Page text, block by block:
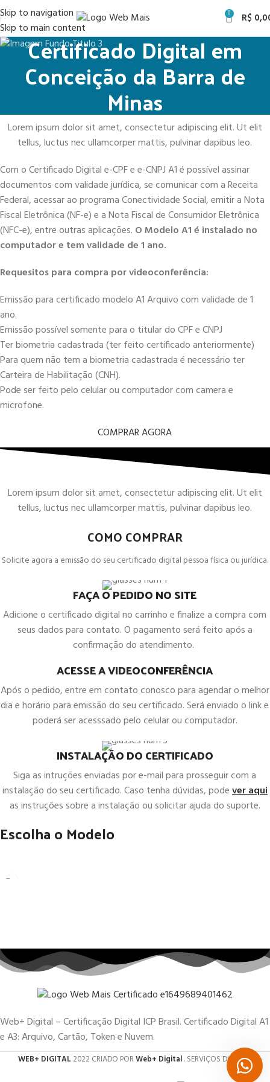
Skip to navigation
Skip to main content
0 R$
Certificado Digital em
Conceição da Barra de
Minas
Lorem ipsum dolor sit amet, consectetur adipiscing elit. Ut elit
tellus, luctus nec ullamcorper mattis, pulvinar dapibus leo.
Com o Certificado Digital e-CPF e e-CNPJ A1 é possível assinar
documentos com validade jurídica, se comunicar com a Receita
Federal, acessar ao programa Conectividade Social, emitir a Nota
Fiscal Eletrônica (NF-e) e a Nota Fiscal de Consumidor Eletrônica
(NFC-e), entre outras aplicações. O Modelo A1 é instalado no
computador e tem validade de 1 ano.
Requesitos para compra por videoconferência:
Emissão para certificado modelo A1 Arquivo com validade de 1
ano.
Emissão possível somente para o titular do CPF e CNPJ
Ter biometria cadastrada (ter feito certificado anteriormente)
Para quem não tem a biometria cadastrada é necessário ter
Carteira de Habilitação (CNH).
Pode ser feito pelo celular ou computador com camera e
microfone.
COMPRAR AGORA
Lorem ipsum dolor sit amet, consectetur adipiscing elit. Ut elit
tellus, luctus nec ullamcorper mattis, pulvinar dapibus leo.
COMO COMPRAR
Solicite agora a emissão do seu certificado digital pessoa física ou jurídica.
FAÇA O PEDIDO NO SITE
Adicione o certificado digital no carrinho e finalize a compra com
seus dados para contato. O pagamento será feito após a
confirmação do atendimento.
ACESSE A VIDEOCONFERÊNCIA
Após o pedido, entre em contato conosco para agendar o melhor
dia e horário para emissão do seu certificado. Será enviado o link e
poderá ser acesssado pelo celular ou computador.
INSTALAÇÃO DO CERTIFICADO
Siga as intruções enviadas por e-mail para prosseguir com a
instalação do seu certificado. Caso tenha dúvidas, podever aqui
as instruções sobre a instalação ou solicitar ajuda do suporte.
Escolha o Modelo
Web+ Digital – Certificação Digital ICP Brasil. Certificado Digital A1
e A3: Arquivo, Cartão, Token e Nuvem.
WEB+ DIGITAL 2022 CRIADO PORWeb+ Digital. SERVIÇOS DIGITAIS.